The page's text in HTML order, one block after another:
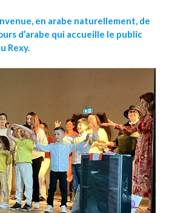
en arabe naturellement, de
d’arabe qui accueille le public
Rexy.